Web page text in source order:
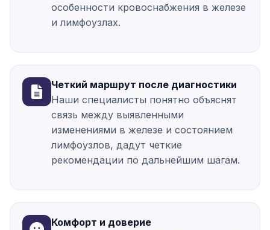
особенности кровоснабжения в железе
и лимфоузлах.
Четкий маршрут после диагностики
Наши специалисты понятно объяснят
связь между выявленными
изменениями в железе и состоянием
лимфоузлов, дадут четкие
рекомендации по дальнейшим шагам.
Комфорт и доверие